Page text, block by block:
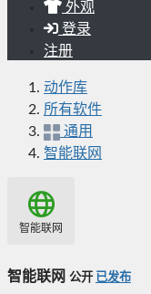
外观
登录
注册
动作库
所有软件
通用
智能联网
智能联网
智能联网 公开 已发布